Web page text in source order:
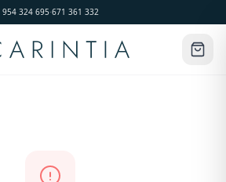
954 324 695·671 361 332